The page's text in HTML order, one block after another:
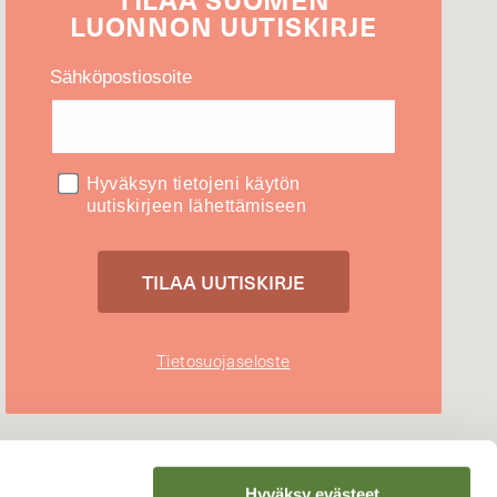
LUONNON UUTIS­KIRJE
Sähköpostiosoite
Hyväksyn tietojeni käytön
uutiskirjeen lähettämiseen
Tietosuojaseloste